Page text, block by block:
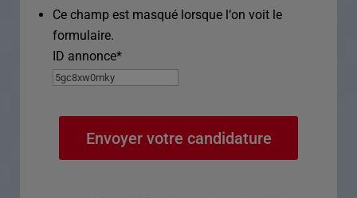
Ce champ est masqué lorsque l‘on voit le
formulaire.
ID annonce*